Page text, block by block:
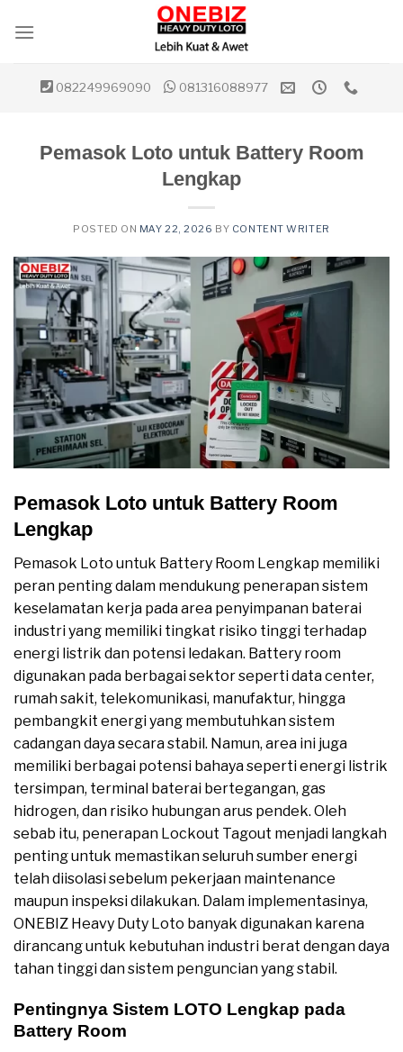
082249969090 081316088977
Pemasok Loto untuk Battery Room
Lengkap
POSTED ON MAY 22, 2026 BY CONTENT WRITER
Pemasok Loto untuk Battery Room
Lengkap
Pemasok Loto untuk Battery Room Lengkap memiliki
peran penting dalam mendukung penerapan sistem
keselamatan kerja pada area penyimpanan baterai
industri yang memiliki tingkat risiko tinggi terhadap
energi listrik dan potensi ledakan. Battery room
digunakan pada berbagai sektor seperti data center,
rumah sakit, telekomunikasi, manufaktur, hingga
pembangkit energi yang membutuhkan sistem
cadangan daya secara stabil. Namun, area ini juga
memiliki berbagai potensi bahaya seperti energi listrik
tersimpan, terminal baterai bertegangan, gas
hidrogen, dan risiko hubungan arus pendek. Oleh
sebab itu, penerapan Lockout Tagout menjadi langkah
penting untuk memastikan seluruh sumber energi
telah diisolasi sebelum pekerjaan maintenance
maupun inspeksi dilakukan. Dalam implementasinya,
ONEBIZ Heavy Duty Loto banyak digunakan karena
dirancang untuk kebutuhan industri berat dengan daya
tahan tinggi dan sistem penguncian yang stabil.
Pentingnya Sistem LOTO Lengkap pada
Battery Room